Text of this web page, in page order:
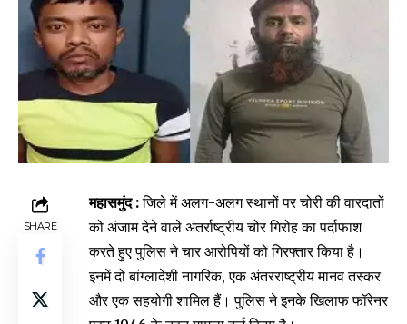
SHARE
महासमुंद :जिले में अलग-अलग स्थानों पर चोरी की वारदातों
को अंजाम देने वाले अंतर्राष्ट्रीय चोर गिरोह का पर्दाफाश
करते हुए पुलिस ने चार आरोपियों को गिरफ्तार किया है।
इनमें दो बांग्लादेशी नागरिक, एक अंतरराष्ट्रीय मानव तस्कर
और एक सहयोगी शामिल हैं। पुलिस ने इनके खिलाफ फॉरेनर